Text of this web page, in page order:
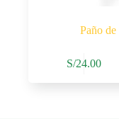
Paño
S/24.00